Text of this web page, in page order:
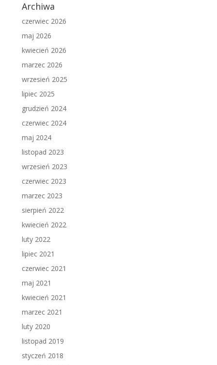
Archiwa
czerwiec 2026
maj 2026
kwiecień 2026
marzec 2026
wrzesień 2025
lipiec 2025
grudzień 2024
czerwiec 2024
maj 2024
listopad 2023
wrzesień 2023
czerwiec 2023
marzec 2023
sierpień 2022
kwiecień 2022
luty 2022
lipiec 2021
czerwiec 2021
maj 2021
kwiecień 2021
marzec 2021
luty 2020
listopad 2019
styczeń 2018